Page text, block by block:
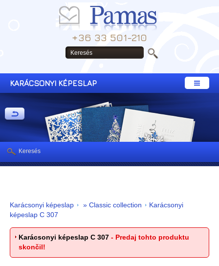
+36 33 501-210
KARÁCSONYI KÉPESLAP
Karácsonyi képeslap » Classic collection
Karácsonyi
képeslap C 307
Karácsonyi képeslap C 307 - Predaj tohto produktu
skončil!
Keresés